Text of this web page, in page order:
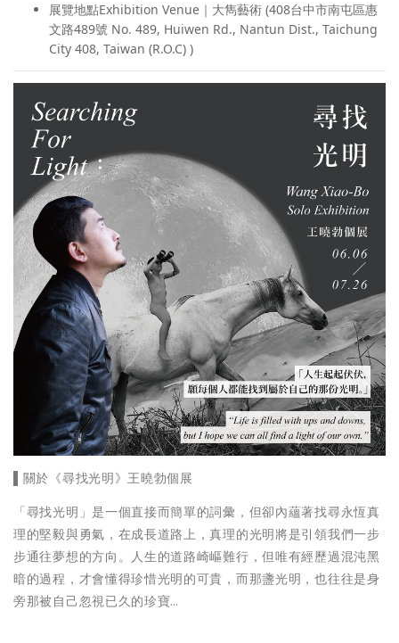
展覽地點Exhibition Venue｜大雋藝術 (408台中市南屯區惠
文路489號 No. 489, Huiwen Rd., Nantun Dist., Taichung
City 408, Taiwan (R.O.C) )
▌關於《尋找光明》王曉勃個展
「尋找光明」是一個直接而簡單的詞彙，但卻內蘊著找尋永恆真
理的堅毅與勇氣，在成長道路上，真理的光明將是引領我們一步
步通往夢想的方向。人生的道路崎嶇難行，但唯有經歷過混沌黑
暗的過程，才會懂得珍惜光明的可貴，而那盞光明，也往往是身
旁那被自己忽視已久的珍寶…